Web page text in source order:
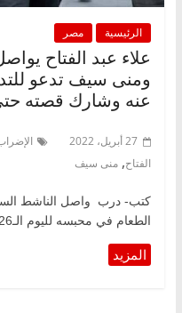
الرئيسية مصر
ومنى سيف تدعو
عنه وشارك قصته حتى
27 أبريل، 2022
الفتاح, منى سيف
كتب- درب واصل الناشط
الطعام في محبسه لليوم الـ26 على التوالي، للمطالبة بحقوقه في